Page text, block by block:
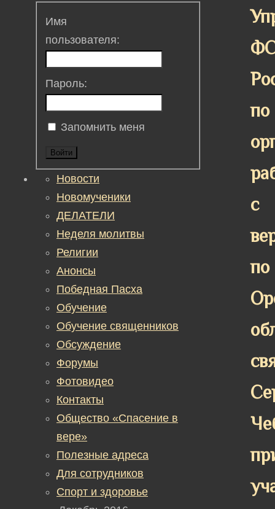
по
с
по
Имя
пользователя:
Пароль:
Запомнить меня
Войти
Новости
Новомученики
ДЕЛАТЕЛИ
Неделя молитвы
Религии
Анонсы
Победная Пасха
Обучение
Обучение священников
Обсуждение
Форумы
Фотовидео
Контакты
Общество «Спасение в
вере»
Полезные адреса
Для сотрудников
Спорт и здоровье